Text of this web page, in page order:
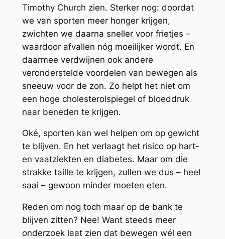
Timothy Church zien. Sterker nog: doordat
we van sporten meer honger krijgen,
zwichten we daarna sneller voor frietjes –
waardoor afvallen nóg moeilijker wordt. En
daarmee verdwijnen ook andere
veronderstelde voordelen van bewegen als
sneeuw voor de zon. Zo helpt het niet om
een hoge cholesterolspiegel of bloeddruk
naar beneden te krijgen.
Oké, sporten kan wel helpen om op gewicht
te blíjven. En het verlaagt het risico op hart-
en vaatziekten en diabetes. Maar om die
strakke taille te krijgen, zullen we dus – heel
saai – gewoon minder moeten eten.
Reden om nog toch maar op de bank te
blijven zitten? Nee! Want steeds meer
onderzoek laat zien dat bewegen wél een